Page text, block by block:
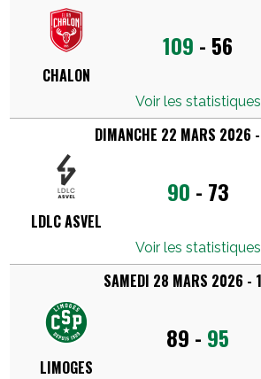
CHALON
Voir les statistiques
109 - 56
LDLC ASVEL
DIMANCHE 22 MARS 2026
Voir les statistiques
90 - 73
LIMOGES
SAMEDI 28 MARS 2026 -
89 - 95